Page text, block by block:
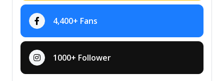
4,400+ Fans
1000+ Follower